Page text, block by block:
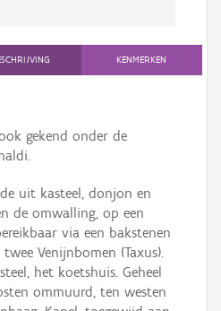
KENMERKEN
gekend onder de
uit kasteel, donjon en
de omwalling, op een
via een bakstenen
Venijnbomen (Taxus).
het koetshuis. Geheel
ommuurd, ten westen